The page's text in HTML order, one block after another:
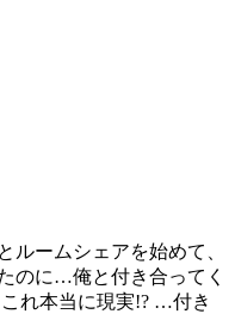
ルームシェアを始めて、
のに…俺と付き合ってく
れ本当に現実!? …付き